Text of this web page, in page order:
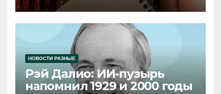
НОВОСТИ РАЗНЫЕ
Рэй Далио: ИИ-пузырь
напомнил 1929 и 2000 годы